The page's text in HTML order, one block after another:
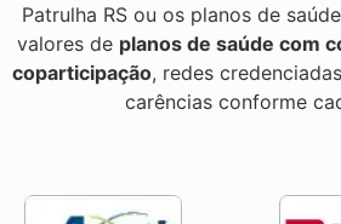
Patrulha RS ou os planos de
valores de planos de saúde com
coparticipação, redes
carências conforme